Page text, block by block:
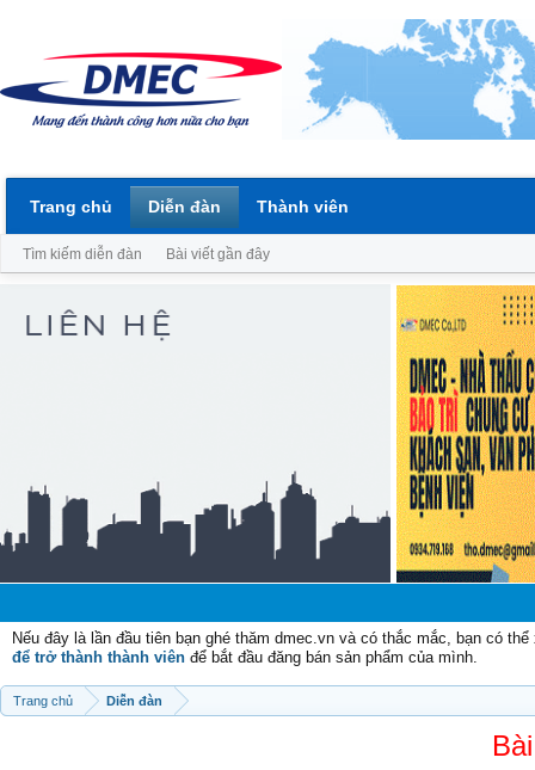
Nếu đây là lần đầu tiên bạn ghé thăm dmec.vn và có thắc mắc, bạn có
để trở thành thành viên để bắt đầu đăng bán sản phẩm của mình.
Trang chủ Diễn đàn
Trang chủ Diễn đàn
Tìm kiếm diễn đàn Bài viết gần đây
Thành viên